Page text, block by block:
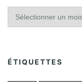
v
ÉTIQUETTES